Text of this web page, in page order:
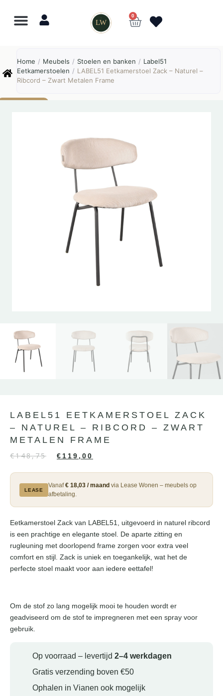
LW
0
Home / Meubels / Stoelen en banken / Label51
Eetkamerstoelen / LABEL51 Eetkamerstoel Zack – Naturel –
Ribcord – Zwart Metalen Frame
LABEL51 EETKAMERSTOEL ZACK
– NATUREL – RIBCORD – ZWART
METALEN FRAME
€148,75 € 119,00
LEASE
Vanaf€ 18,03 / maand via Lease Wonen – meubels op
afbetaling.
Eetkamerstoel Zack van LABEL51, uitgevoerd in naturel ribcord
is een prachtige en elegante stoel. De aparte zitting en
rugleuning met doorlopend frame zorgen voor extra veel
comfort en stijl. Zack is uniek en toegankelijk, wat het de
perfecte stoel maakt voor aan iedere eettafel!
Om de stof zo lang mogelijk mooi te houden wordt er
geadviseerd om de stof te impregneren met een spray voor
gebruik.
Op voorraad – levertijd 2–4 werkdagen
Gratis verzending boven €50
Ophalen in Vianen ook mogelijk
Online